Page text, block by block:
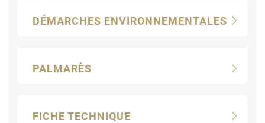
DÉMARCHES ENVIRONNEMENTALES
PALMARÈS
FICHE TECHNIQUE